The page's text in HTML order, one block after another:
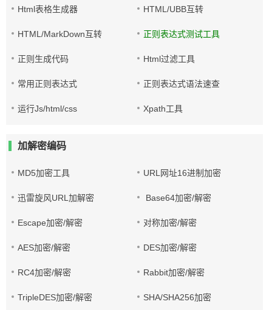
Html表格生成器 HTML/UBB互转
HTML/MarkDown互转 正则表达式测试工具
正则生成代码 Html过滤工具
常用正则表达式 正则表达式语法速查
运行Js/html/css Xpath工具
加解密编码
MD5加密工具 URL网址16进制加密
迅雷旋风URL加解密 Base64加密/解密
Escape加密/解密 对称加密/解密
AES加密/解密 DES加密/解密
RC4加密/解密 Rabbit加密/解密
TripleDES加密/解密 SHA/SHA256加密